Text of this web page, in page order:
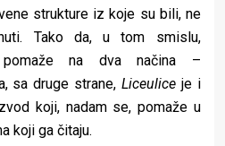
strukture iz koje su bili, ne
Tako da, u tom smislu,
pomaže na dva načina –
sa druge strane, Liceuliceje i
koji, nadam se, pomaže u
koji ga čitaju.